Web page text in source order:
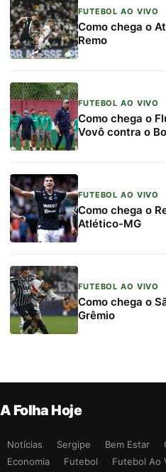
FUTEBOL AO VIVO
Como chega o
Remo
FUTEBOL AO VIVO
Como chega o
Vovô contra o
FUTEBOL AO VIVO
Como chega o
Atlético-MG
FUTEBOL AO VIVO
Como chega o
Grêmio
A Folha Hoje
Notícias Sergipe Bem Estar
Economia
Futebol Futebol Ao